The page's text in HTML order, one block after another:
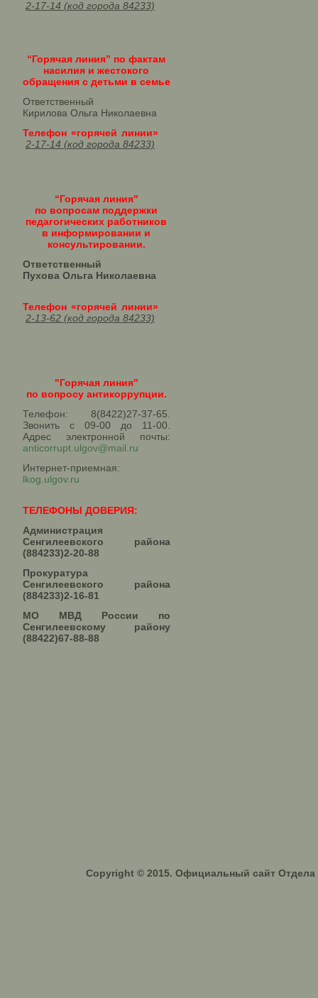
2-17-14 (код города 84233)
“Горячая линия” по фактам
насилия и жестокого
обращения с детьми в семье
Ответственный
Кирилова Ольга Николаевна
Телефон «горячей линии»
2-17-14 (код города 84233)
“Горячая линия"
по вопросам поддержки
педагогических работников
в информировании и
консультировании.
Ответственный
Пухова Ольга Николаевна
Телефон «горячей линии»
2-13-62 (код города 84233)
"Горячая линия"
по вопросу антикоррупции.
Телефон: 8(8422)27-37-65.
Звонить с 09-00 до 11-00.
Адрес электронной почты:
anticorrupt.ulgov@mail.ru
Интернет-приемная:
lkog.ulgov.ru
ТЕЛЕФОНЫ ДОВЕРИЯ:
Администрация
Сенгилеевского района
(884233)2-20-88
Прокуратура
Сенгилеевского района
(884233)2-16-81
МО МВД России по
Сенгилеевскому району
(88422)67-88-88
Copyright © 2015. Официальный сайт